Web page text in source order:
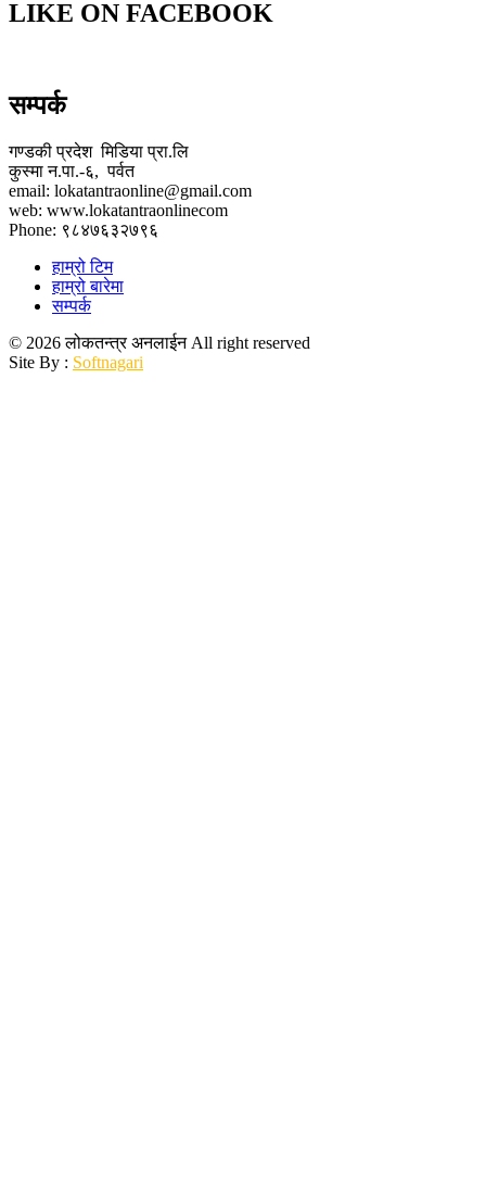
LIKE ON FACEBOOK
सम्पर्क
गण्डकी प्रदेश मिडिया प्रा.लि
कुस्मा न.पा.-६, पर्वत
email: lokatantraonline@gmail.com
web: www.lokatantraonlinecom
Phone: ९८४७६३२७९६
हाम्रो टिम
हाम्रो बारेमा
सम्पर्क
© 2026 लोकतन्त्र अनलाईन All right reserved
Site By : Softnagari